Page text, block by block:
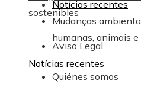
sostenibles
Aviso Legal
Quiénes somos
Notícias recentes
Mudanças
humanas, animais
Notícias recentes